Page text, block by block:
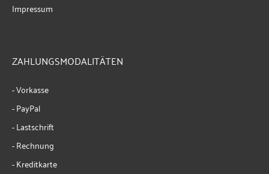
Impressum
ZAHLUNGSMODALITÄTEN
- Vorkasse
- PayPal
- Lastschrift
- Rechnung
- Kreditkarte